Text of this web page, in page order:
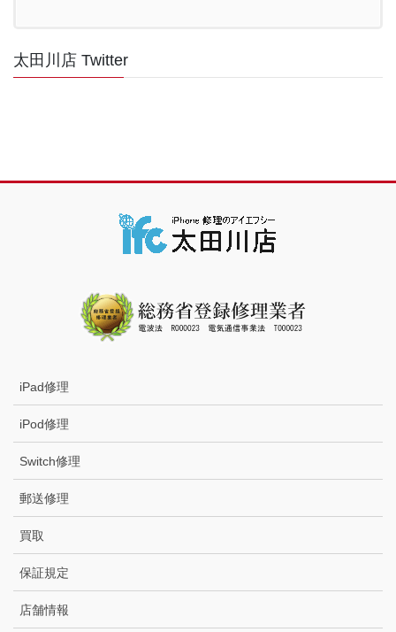
太田川店 Twitter
iPad修理
iPod修理
Switch修理
郵送修理
買取
保証規定
店舗情報